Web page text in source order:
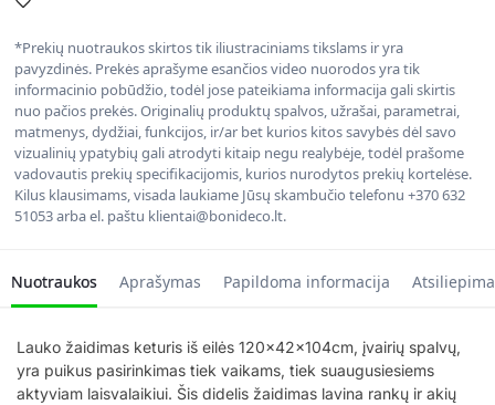
*Prekių nuotraukos skirtos tik iliustraciniams tikslams ir yra
pavyzdinės. Prekės aprašyme esančios video nuorodos yra tik
informacinio pobūdžio, todėl jose pateikiama informacija gali skirtis
nuo pačios prekės. Originalių produktų spalvos, užrašai, parametrai,
matmenys, dydžiai, funkcijos, ir/ar bet kurios kitos savybės dėl savo
vizualinių ypatybių gali atrodyti kitaip negu realybėje, todėl prašome
vadovautis prekių specifikacijomis, kurios nurodytos prekių kortelėse.
Kilus klausimams, visada laukiame Jūsų skambučio telefonu +370 632
51053 arba el. paštu klientai@bonideco.lt.
Nuotraukos Aprašymas Papildoma informacija
Lauko žaidimas keturis iš eilės 120x42x104cm, įvairių spalvų,
yra puikus pasirinkimas tiek vaikams, tiek suaugusiesiems
aktyviam laisvalaikiui. Šis didelis žaidimas lavina rankų ir akių